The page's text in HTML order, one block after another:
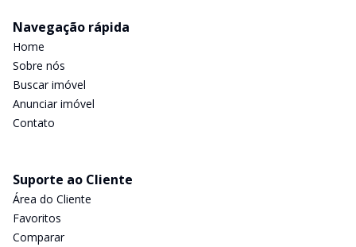
Navegação rápida
Home
Sobre nós
Buscar imóvel
Anunciar imóvel
Contato
Suporte ao Cliente
Área do Cliente
Favoritos
Comparar